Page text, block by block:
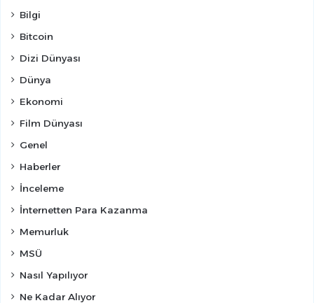
Bilgi
Bitcoin
Dizi Dünyası
Dünya
Ekonomi
Film Dünyası
Genel
Haberler
İnceleme
İnternetten Para Kazanma
Memurluk
MSÜ
Nasıl Yapılıyor
Ne Kadar Alıyor